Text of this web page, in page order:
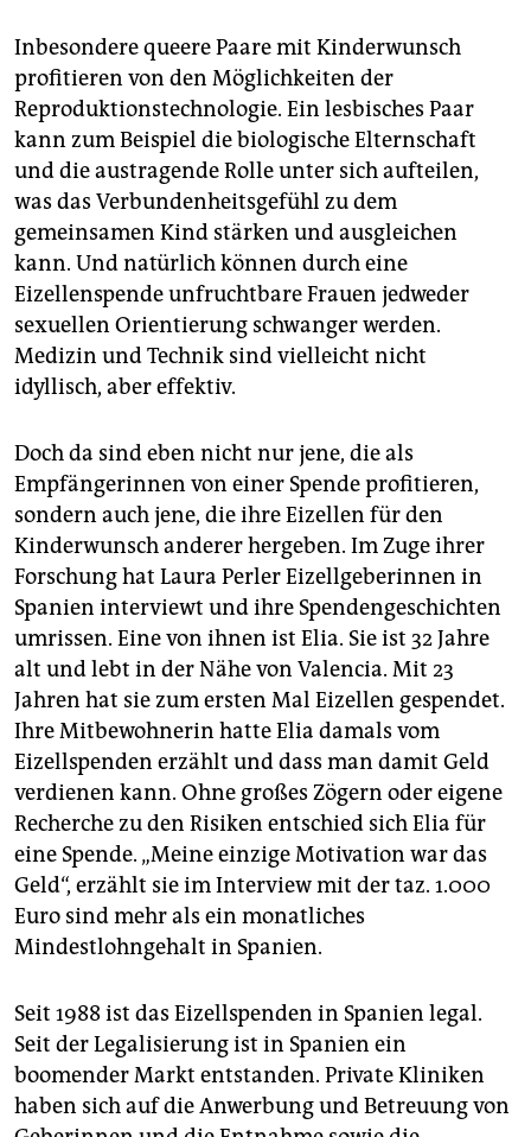
Inbesondere queere Paare mit Kinderwunsch
profitieren von den Möglichkeiten der
Reproduktionstechnologie. Ein lesbisches Paar
kann zum Beispiel die biologische Elternschaft
und die austragende Rolle unter sich aufteilen,
was das Verbundenheitsgefühl zu dem
gemeinsamen Kind stärken und ausgleichen
kann. Und natürlich können durch eine
Eizellenspende unfruchtbare Frauen jedweder
sexuellen Orientierung schwanger werden.
Medizin und Technik sind vielleicht nicht
idyllisch, aber effektiv.
Doch da sind eben nicht nur jene, die als
Empfängerinnen von einer Spende profitieren,
sondern auch jene, die ihre Eizellen für den
Kinderwunsch anderer hergeben. Im Zuge ihrer
Forschung hat Laura Perler Eizellgeberinnen in
Spanien interviewt und ihre Spendengeschichten
umrissen. Eine von ihnen ist Elia. Sie ist 32 Jahre
alt und lebt in der Nähe von Valencia. Mit 23
Jahren hat sie zum ersten Mal Eizellen gespendet.
Ihre Mitbewohnerin hatte Elia damals vom
Eizellspenden erzählt und dass man damit Geld
verdienen kann. Ohne großes Zögern oder eigene
Recherche zu den Risiken entschied sich Elia für
eine Spende. „Meine einzige Motivation war das
Geld“, erzählt sie im Interview mit der taz. 1.000
Euro sind mehr als ein monatliches
Mindestlohngehalt in Spanien.
Seit 1988 ist das Eizellspenden in Spanien legal.
Seit der Legalisierung ist in Spanien ein
boomender Markt entstanden. Private Kliniken
haben sich auf die Anwerbung und Betreuung von